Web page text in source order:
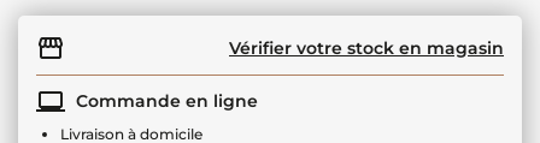
Vérifier votre stock en magasin
Commande en ligne
Livraison à domicile